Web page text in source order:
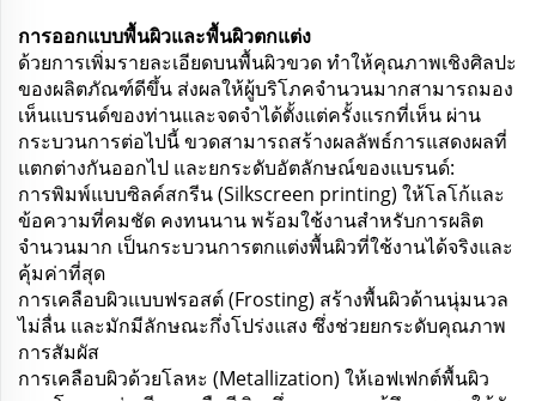
การออกแบบพื้นผิวและพื้นผิวตกแต่ง
ด้วยการเพิ่มรายละเอียดบนพื้นผิวขวด ทำให้คุณภาพเชิงศิลปะ
ของผลิตภัณฑ์ดีขึ้น ส่งผลให้ผู้บริโภคจำนวนมากสามารถมอง
เห็นแบรนด์ของท่านและจดจำได้ตั้งแต่ครั้งแรกที่เห็น ผ่าน
กระบวนการต่อไปนี้ ขวดสามารถสร้างผลลัพธ์การแสดงผลที่
แตกต่างกันออกไป และยกระดับอัตลักษณ์ของแบรนด์:
การพิมพ์แบบซิลค์สกรีน (Silkscreen printing) ให้โลโก้และ
ข้อความที่คมชัด คงทนนาน พร้อมใช้งานสำหรับการผลิต
จำนวนมาก เป็นกระบวนการตกแต่งพื้นผิวที่ใช้งานได้จริงและ
คุ้มค่าที่สุด
การเคลือบผิวแบบฟรอสต์ (Frosting) สร้างพื้นผิวด้านนุ่มนวล
ไม่ลื่น และมักมีลักษณะกึ่งโปร่งแสง ซึ่งช่วยยกระดับคุณภาพ
การสัมผัส
การเคลือบผิวด้วยโลหะ (Metallization) ให้เอฟเฟกต์พื้นผิว